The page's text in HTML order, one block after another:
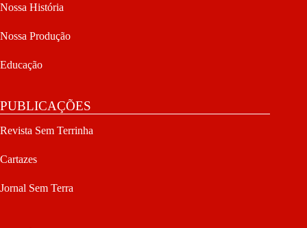
Nossa História
Nossa Produção
Educação
PUBLICAÇÕES
Revista Sem Terrinha
Cartazes
Jornal Sem Terra